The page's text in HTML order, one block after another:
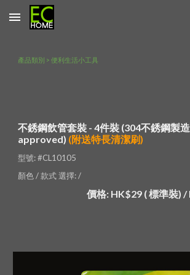
Skip to main content
產品類別 > 便利生活小工具
不銹鋼飲管套裝 - 4件裝 (304不銹鋼製
approved) (附送特長清潔刷)
型號: #CL10105
顏色 / 款式 選擇: /
價格: HK$29 ( 標準裝)